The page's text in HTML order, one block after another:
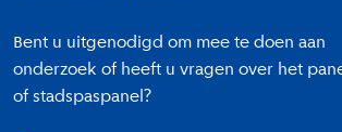
Bent u uitgenodigd om mee te doen aan
onderzoek of heeft u vragen over het
of stadspaspanel?